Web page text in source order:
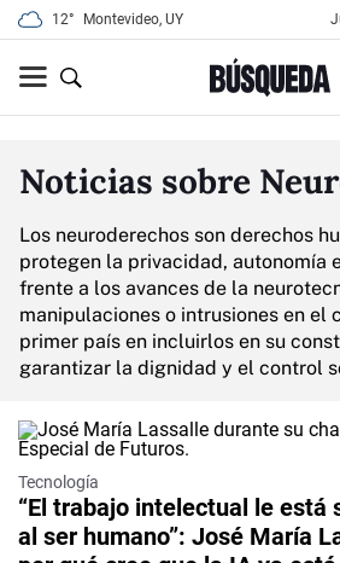
12° Montevideo, UY
Noticias sobre
Los neuroderechos son derechos
protegen la privacidad, autonomía
frente a los avances de la
manipulaciones o intrusiones en el
primer país en incluirlos en su
garantizar la dignidad y el control
Tecnología
“El trabajo intelectual le está
al ser humano”: José María